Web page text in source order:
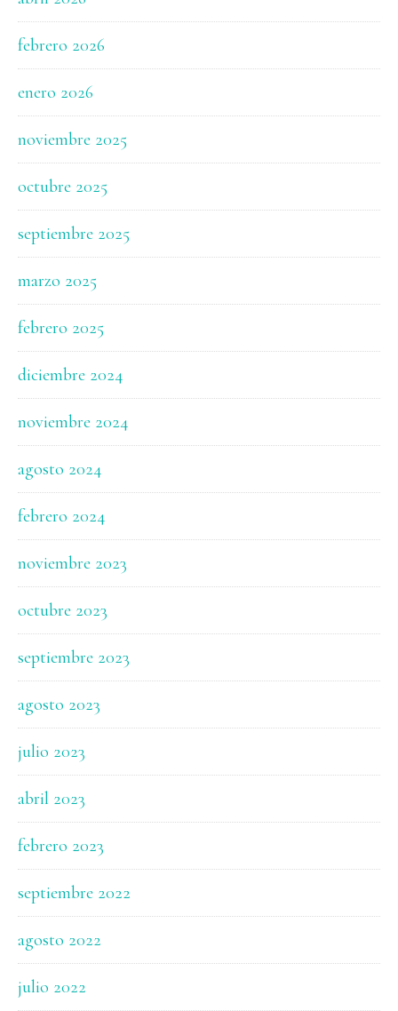
febrero 2026
enero 2026
noviembre 2025
octubre 2025
septiembre 2025
marzo 2025
febrero 2025
diciembre 2024
noviembre 2024
agosto 2024
febrero 2024
noviembre 2023
octubre 2023
septiembre 2023
agosto 2023
julio 2023
abril 2023
febrero 2023
septiembre 2022
agosto 2022
julio 2022